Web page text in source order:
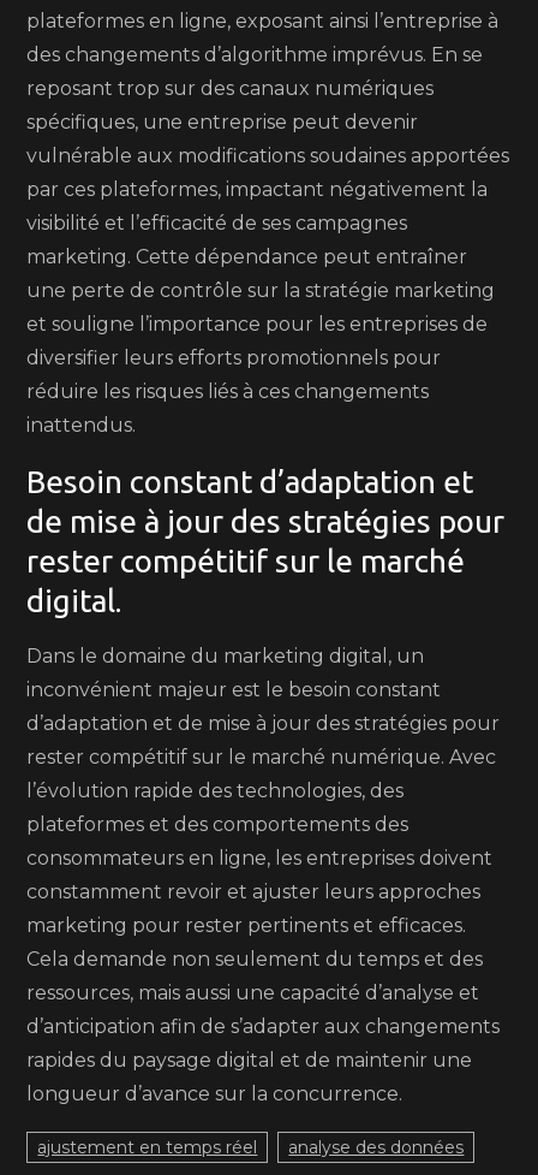
plateformes en ligne, exposant ainsi l’entreprise à
des changements d’algorithme imprévus. En se
reposant trop sur des canaux numériques
spécifiques, une entreprise peut devenir
vulnérable aux modifications soudaines apportées
par ces plateformes, impactant négativement la
visibilité et l’efficacité de ses campagnes
marketing. Cette dépendance peut entraîner
une perte de contrôle sur la stratégie marketing
et souligne l’importance pour les entreprises de
diversifier leurs efforts promotionnels pour
réduire les risques liés à ces changements
inattendus.
Besoin constant d’adaptation et
de mise à jour des stratégies pour
rester compétitif sur le marché
digital.
Dans le domaine du marketing digital, un
inconvénient majeur est le besoin constant
d’adaptation et de mise à jour des stratégies pour
rester compétitif sur le marché numérique. Avec
l’évolution rapide des technologies, des
plateformes et des comportements des
consommateurs en ligne, les entreprises doivent
constamment revoir et ajuster leurs approches
marketing pour rester pertinents et efficaces.
Cela demande non seulement du temps et des
ressources, mais aussi une capacité d’analyse et
d’anticipation afin de s’adapter aux changements
rapides du paysage digital et de maintenir une
longueur d’avance sur la concurrence.
ajustement en temps réel analyse des données